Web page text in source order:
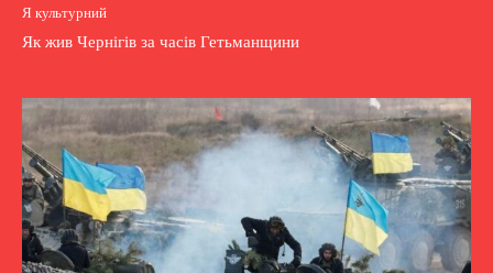
Я культурний
Як жив Чернігів за часів Гетьманщини